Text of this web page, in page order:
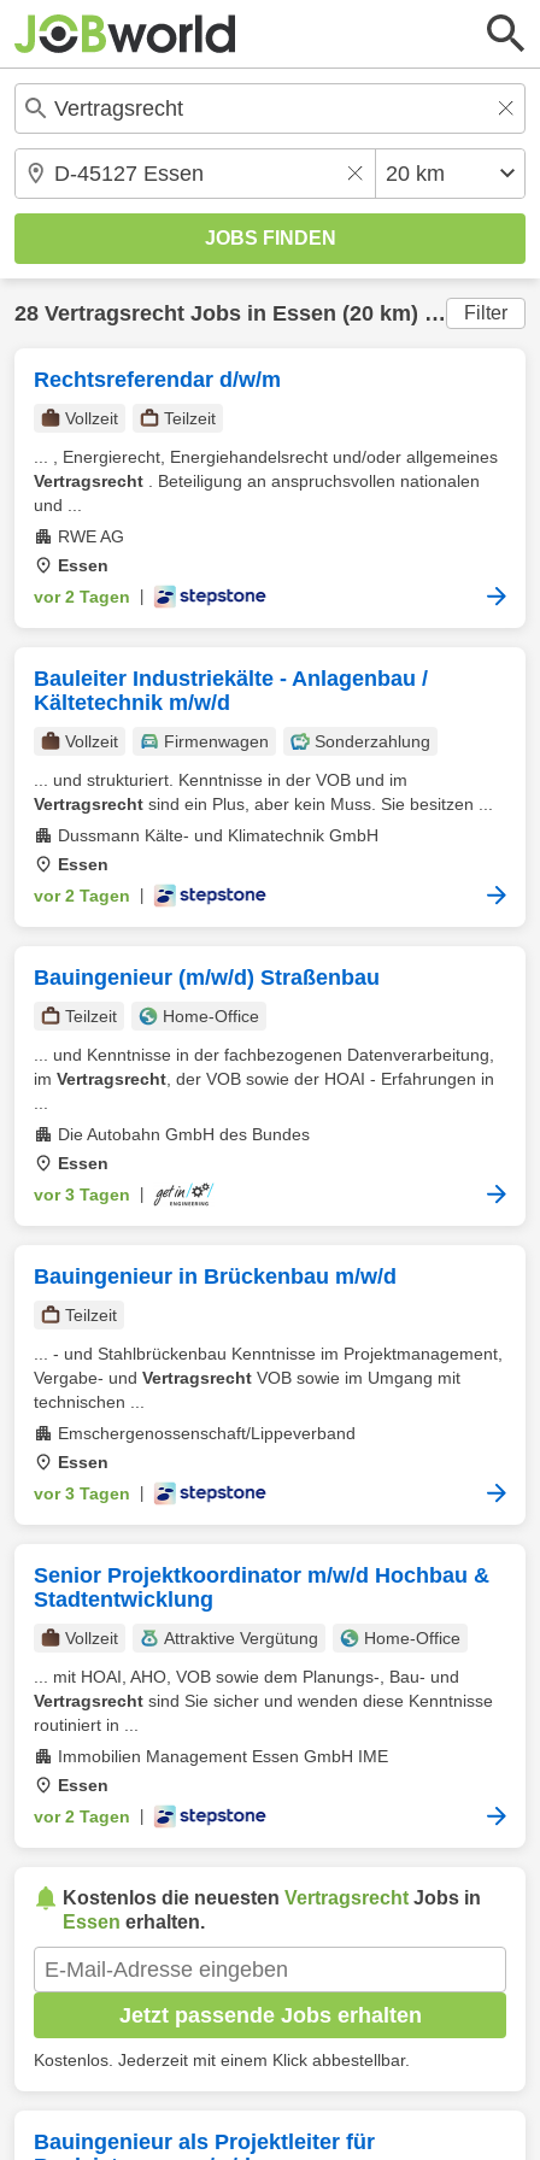
28 Vertragsrecht Jobs in Essen (20 km) gefunden Filter
Rechtsreferendar d/w/m
Vollzeit
Teilzeit
... , Energierecht, Energiehandelsrecht und/oder allgemeines
Vertragsrecht . Beteiligung an anspruchsvollen nationalen
und ...
RWE AG
Essen
vor 2 Tagen
Bauleiter Industriekälte - Anlagenbau /
Kältetechnik m/w/d
Vollzeit Firmenwagen
Sonderzahlung
... und strukturiert. Kenntnisse in der VOB und im
Vertragsrecht sind ein Plus, aber kein Muss. Sie besitzen ...
Dussmann Kälte- und Klimatechnik GmbH
Essen
vor 2 Tagen
Bauingenieur (m/w/d) Straßenbau
Teilzeit
Home-Office
... und Kenntnisse in der fachbezogenen Datenverarbeitung,
im Vertragsrecht , der VOB sowie der HOAI - Erfahrungen in
Die Autobahn GmbH des Bundes
Essen
vor 3 Tagen
Bauingenieur in Brückenbau m/w/d
Teilzeit
... - und Stahlbrückenbau Kenntnisse im Projektmanagement,
Vergabe- und Vertragsrecht VOB sowie im Umgang mit
technischen ...
Emschergenossenschaft/Lippeverband
Essen
vor 3 Tagen
Senior Projektkoordinator m/w/d Hochbau &
Stadtentwicklung
Vollzeit Attraktive Vergütung
Home-Office
... mit HOAI, AHO, VOB sowie dem Planungs-, Bau- und
Vertragsrecht sind Sie sicher und wenden diese Kenntnisse
routiniert in ...
Immobilien Management Essen GmbH IME
Essen
vor 2 Tagen
Kostenlos die neuesten Vertragsrecht Jobs in
Essen erhalten.
Jetzt passende Jobs erhalten
Kostenlos. Jederzeit mit einem Klick abbestellbar.
Bauingenieur als Projektleiter für